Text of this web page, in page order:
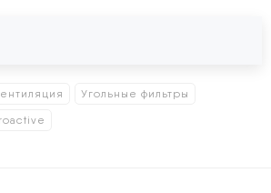
Угольные фильтры